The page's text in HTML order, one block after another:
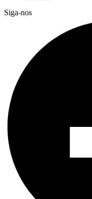
Siga-nos